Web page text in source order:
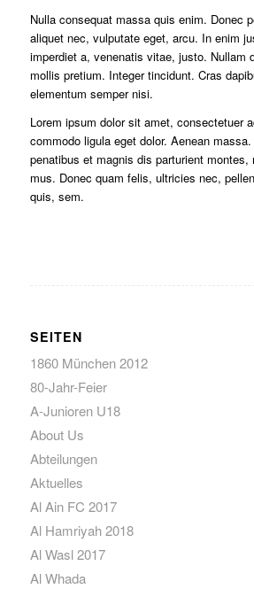
Nulla consequat massa quis enim. Donec
aliquet nec, vulputate eget, arcu. In enim
imperdiet a, venenatis vitae, justo. Nullam
mollis pretium. Integer tincidunt. Cras
elementum semper nisi.
Lorem ipsum dolor sit amet, consectetuer
commodo ligula eget dolor. Aenean
penatibus et magnis dis parturient montes,
mus. Donec quam felis, ultricies nec,
quis, sem.
SEITEN
1860 München 2012
80-Jahr-Feier
A-Junioren U18
About Us
Abteilungen
Aktuelles
Al Ain FC 2017
Al Hamriyah 2018
Al Wasl 2017
Al Whada